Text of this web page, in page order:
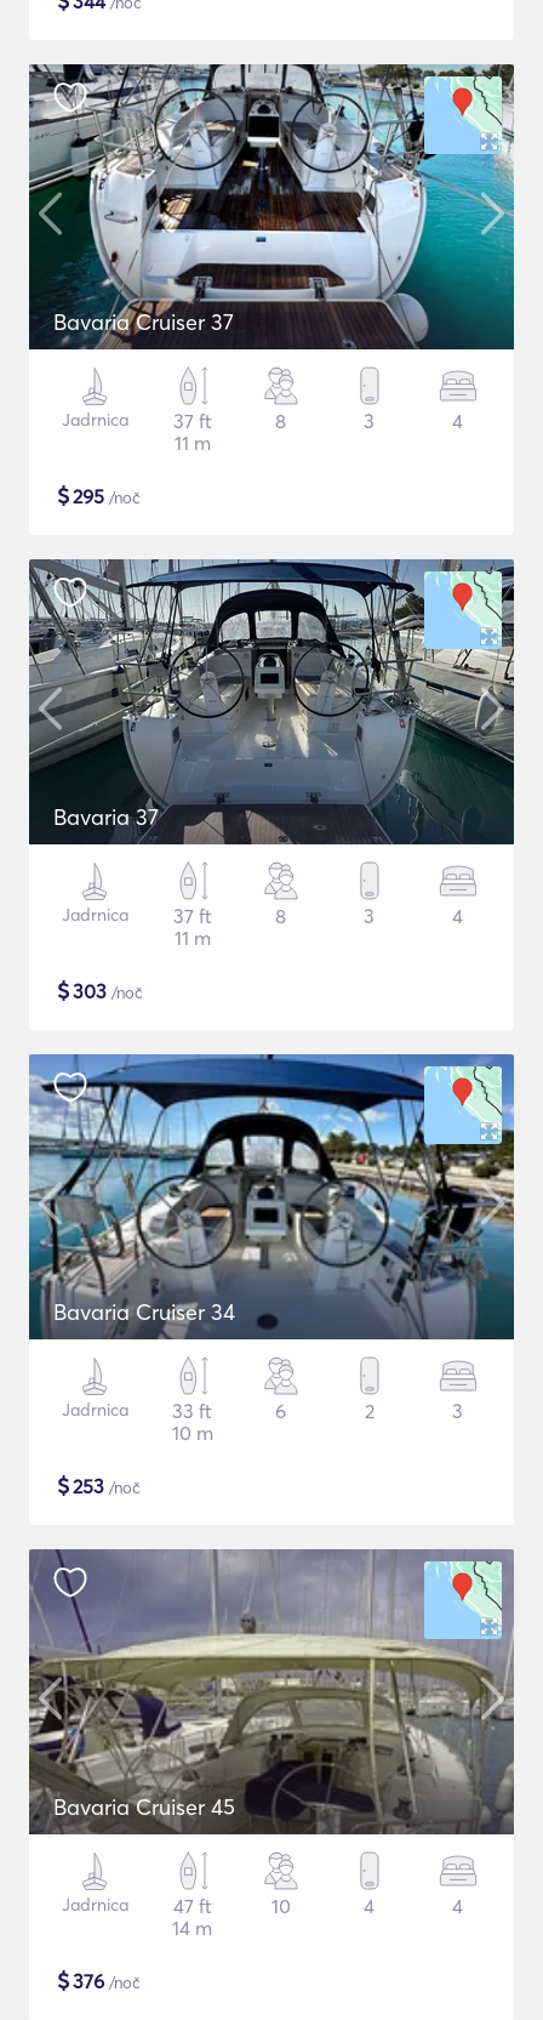
Bavaria Cruiser 37
Jadrnica
37 ft
11 m
8 3 4
$295 /noč
Bavaria 37
Jadrnica
37 ft
11 m
8 3 4
$303 /noč
Bavaria Cruiser 34
Jadrnica
33 ft
10 m
6 2 3
$253 /noč
Bavaria Cruiser 45
Jadrnica
47 ft
14 m
10 4 4
$376 /noč